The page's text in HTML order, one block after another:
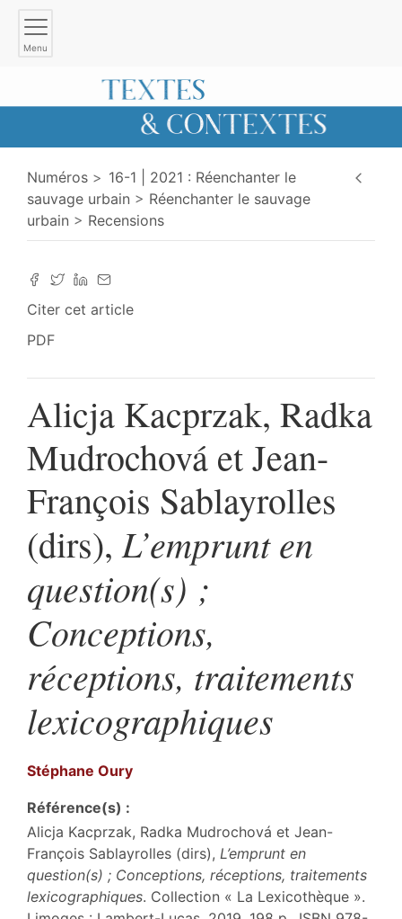
Menu
Numéros
16-1 | 2021 : Réenchanter le
sauvage urbain
Réenchanter le sauvage
urbain
Recensions
Citer cet article
PDF
Alicja Kacprzak, Radka
Mudrochová et Jean-
François Sablayrolles
(dirs), L’emprunt en
question(s) ;
Conceptions,
réceptions, traitements
lexicographiques
Stéphane Oury
Référence(s) :
Alicja Kacprzak, Radka Mudrochová et Jean-
François Sablayrolles (dirs), L’emprunt en
question(s) ; Conceptions, réceptions, traitements
lexicographiques. Collection « La Lexicothèque ».